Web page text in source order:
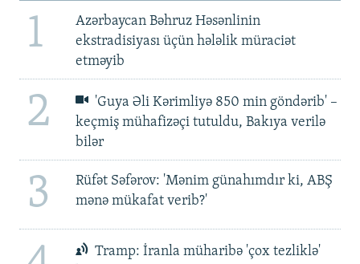
1
Azərbaycan Bəhruz Həsənlinin
ekstradisiyası üçün hələlik müraciət
etməyib
2
'Guya Əli Kərimliyə 850 min göndərib' –
keçmiş mühafizəçi tutuldu, Bakıya verilə
bilər
3
Rüfət Səfərov: 'Mənim günahımdır ki, ABŞ
mənə mükafat verib?'
Tramp: İranla müharibə 'çox tezliklə'